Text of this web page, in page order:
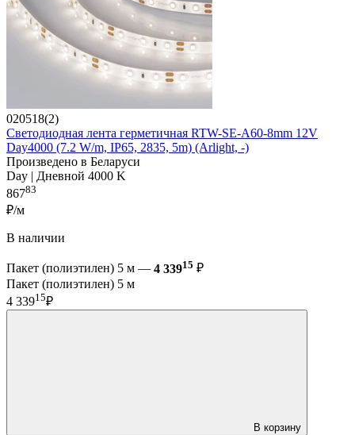
020518(2)
Светодиодная лента герметичная RTW-SE-A60-8mm 12V
Day4000 (7.2 W/m, IP65, 2835, 5m) (Arlight, -)
Произведено в Беларуси
Day | Дневной 4000 K
86783
₽/м
В наличии
Пакет (полиэтилен) 5 м — 4 33915 ₽
Пакет (полиэтилен) 5 м
4 33915₽
В корзину